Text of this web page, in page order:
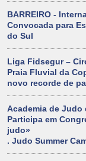
BARREIRO -
Convocada para
do Sul
Liga Fidsegur –
Praia Fluvial da
novo recorde de
Academia de Judo
Participa em
judo»
. Judo Summer